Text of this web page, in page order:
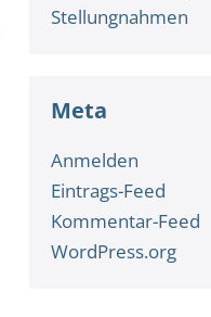
Stellungnahmen
Meta
Anmelden
Eintrags-Feed
Kommentar-Feed
WordPress.org